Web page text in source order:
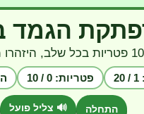
הגמד
פטריות: 0 / 10
התחלה 🔊 צליל פועל